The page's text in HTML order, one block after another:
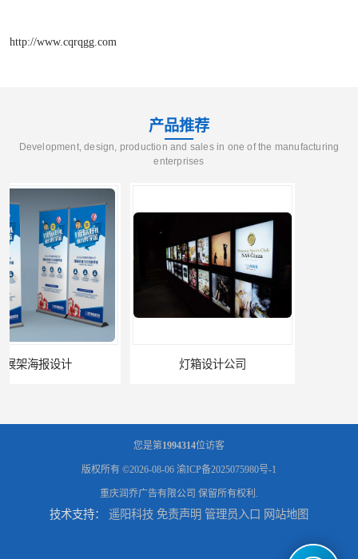
http://www.cqrqgg.com
产品推荐
Development, design, production and sales in one of the manufacturing
enterprises
灯箱设计公司 企业文化墙设计公司
您是第1994314位访客
版权所有 ©2026-08-06 渝ICP备2025075980号-1
重庆润乔广告有限公司 保留所有权利.
技术支持： 遥阳科技 免责声明 管理员入口 网站地图